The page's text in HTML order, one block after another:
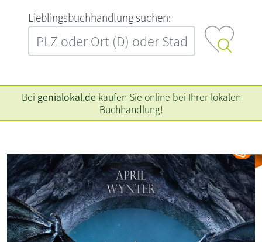
L‍i‍e‍b‍l‍i‍n‍g‍s‍b‍u‍c‍h‍h‍a‍n‍d‍l‍u‍n‍g‍ ‍s‍u‍c‍h‍e‍n‍:‍
Bei genialokal.de kaufen Sie online bei Ihrer lokalen
Buchhandlung!